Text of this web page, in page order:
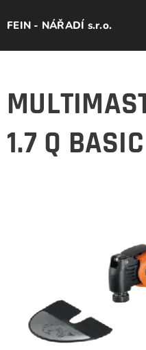
FEIN - NÁŘADÍ s.r.o.
1.7 Q BASIC